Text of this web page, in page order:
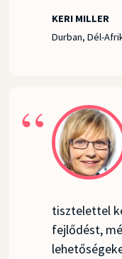
KERI MILLER
Durban, Dél-
tisztelettel
fejlődést,